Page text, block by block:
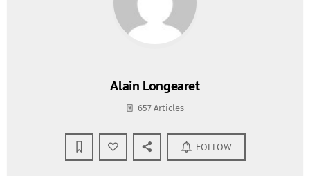
Alain Longearet
657 Articles
FOLLOW